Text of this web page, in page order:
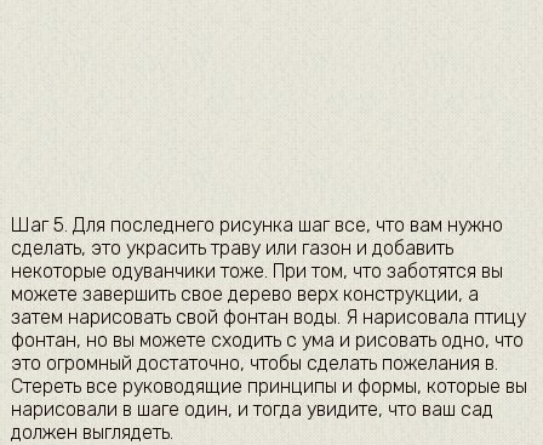
Шаг 5. Для последнего рисунка шаг все, что вам нужно
сделать, это украсить траву или газон и добавить
некоторые одуванчики тоже. При том, что заботятся вы
можете завершить свое дерево верх конструкции, а
затем нарисовать свой фонтан воды. Я нарисовала птицу
фонтан, но вы можете сходить с ума и рисовать одно, что
это огромный достаточно, чтобы сделать пожелания в.
Стереть все руководящие принципы и формы, которые вы
нарисовали в шаге один, и тогда увидите, что ваш сад
должен выглядеть.